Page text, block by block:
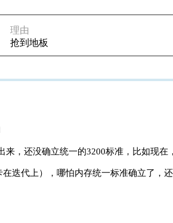
理由
抢到地板
，还没确立统一的3200标准，比如现
迭代上），哪怕内存统一标准确立了，